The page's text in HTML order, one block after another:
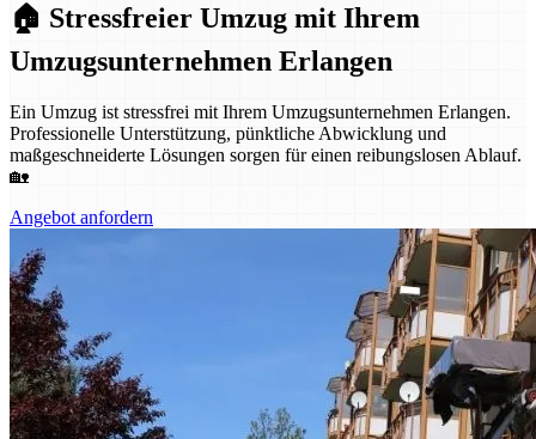
🏠 Stressfreier Umzug mit Ihrem
Umzugsunternehmen Erlangen
Ein Umzug ist stressfrei mit Ihrem Umzugsunternehmen Erlangen.
Professionelle Unterstützung, pünktliche Abwicklung und
maßgeschneiderte Lösungen sorgen für einen reibungslosen Ablauf.
🏡
Angebot anfordern